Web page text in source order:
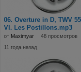
06. Overture in D, TWV
VI. Les Postillons.mp3
от Maximyar
48 просмотров
11 года назад